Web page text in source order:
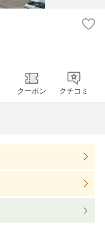
クーポン クチコミ